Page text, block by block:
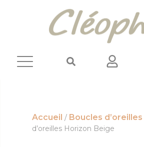
Accueil / Boucles d’oreilles
d’oreilles Horizon Beige